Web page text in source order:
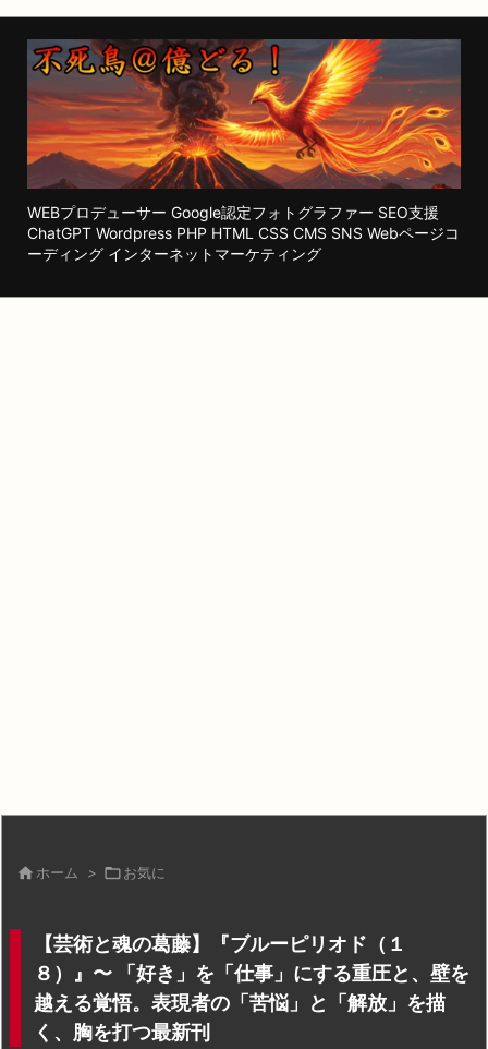
WEBプロデューサー Google認定フォトグラファー SEO支援
ChatGPT Wordpress PHP HTML CSS CMS SNS Webページコ
ーディング インターネットマーケティング
 ホーム > お気に
【芸術と魂の葛藤】『ブルーピリオド（１
８）』〜 「好き」を「仕事」にする重圧と、壁を
越える覚悟。表現者の「苦悩」と「解放」を描
く、胸を打つ最新刊